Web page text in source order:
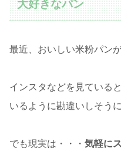
大好きなパン
最近、おいしい米粉パン
インスタなどを見ている
いるように勘違いしそう
でも現実は・・・ 気軽に